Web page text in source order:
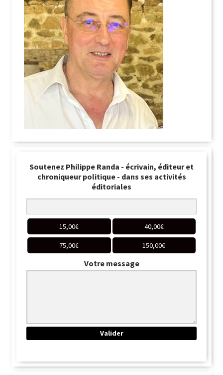
Soutenez Philippe Randa - écrivain, éditeur et
chroniqueur politique - dans ses activités
éditoriales
15,00€ 40,00€
75,00€ 150,00€
Votre message